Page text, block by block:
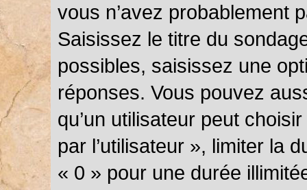
vous n’avez probablement
Saisissez le titre du
possibles, saisissez une
réponses. Vous pouvez
qu’un utilisateur peut
par l’utilisateur », limiter la
« 0 » pour une durée